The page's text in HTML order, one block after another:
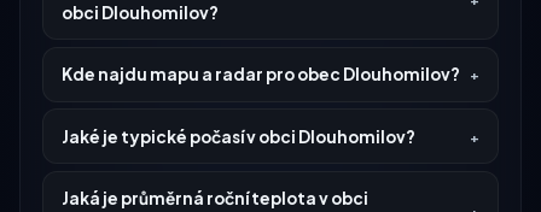
obci Dlouhomilov?
Kde najdu mapu a radar pro obec Dlouhomilov?
Jaké je typické počasí v obci Dlouhomilov?
Jaká je průměrná roční teplota v obci